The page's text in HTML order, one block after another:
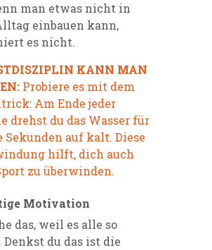
man etwas nicht in
einbauen kann,
es nicht.
KANN MAN
Probiere es mit dem
Am Ende jeder
drehst du das Wasser für
Sekunden auf kalt. Diese
hilft, dich auch
zu überwinden.
Motivation
das, weil es alle so
Denkst du das ist die